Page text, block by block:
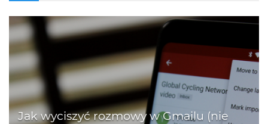
Jak wyciszyć rozmowy w Gmailu (nie